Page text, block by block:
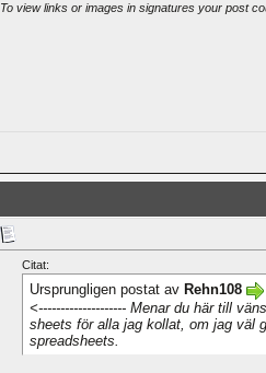
To view links or images in signatures your post
Citat:
Ursprungligen postat av Rehn108
<-------------------- Menar du här till
sheets för alla jag kollat, om jag väl
spreadsheets.